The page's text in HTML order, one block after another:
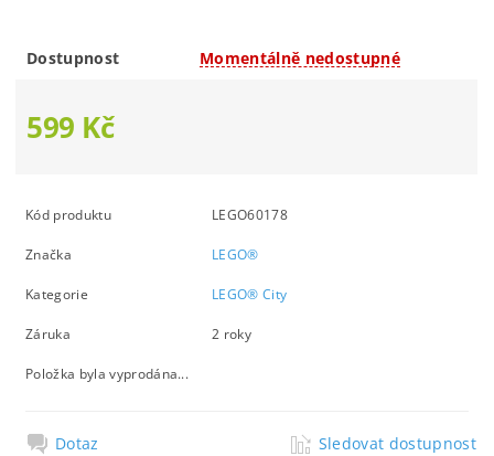
Dostupnost Momentálně nedostupné
599 Kč
Kód produktu LEGO60178
Značka LEGO®
Kategorie LEGO® City
Záruka 2 roky
Položka byla vyprodána...
Dotaz Sledovat dostupnost